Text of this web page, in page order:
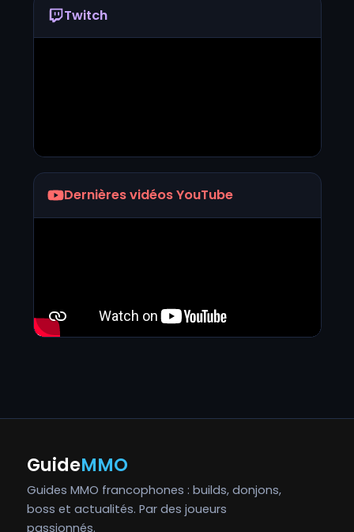
Twitch
Dernières vidéos YouTube
GuideMMO
Guides MMO francophones : builds, donjons,
boss et actualités. Par des joueurs
passionnés.